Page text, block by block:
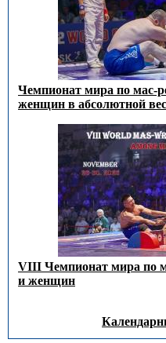
Чемпионат мира по мас-
женщин в абсолютной
VIII Чемпионат мира по
и женщин